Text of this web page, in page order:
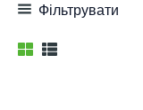
Фільтрувати